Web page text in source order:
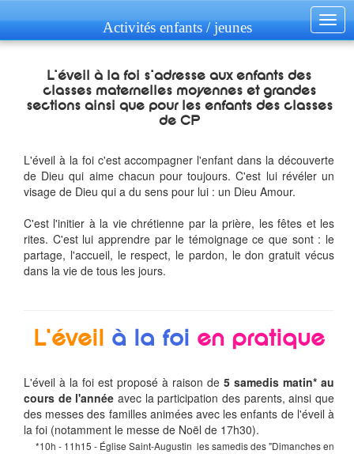
Activités enfants / jeunes
L'éveil à la foi s'adresse aux enfants des
classes maternelles moyennes et grandes
sections ainsi que pour les enfants des classes
de CP
L'éveil à la foi c'est accompagner l'enfant dans la découverte
de Dieu qui aime chacun pour toujours. C'est lui révéler un
visage de Dieu qui a du sens pour lui : un Dieu Amour.
C'est l'initier à la vie chrétienne par la prière, les fêtes et les
rites. C'est lui apprendre par le témoignage ce que sont : le
partage, l'accueil, le respect, le pardon, le don gratuit vécus
dans la vie de tous les jours.
L'éveil à la foi en pratique
L'éveil à la foi est proposé à raison de 5 samedis matin* au
cours de l'année avec la participation des parents, ainsi que
des messes des familles animées avec les enfants de l'éveil à
la foi (notamment le messe de Noël de 17h30).
*10h - 11h15 - Église Saint-Augustin les samedis des "Dimanches en